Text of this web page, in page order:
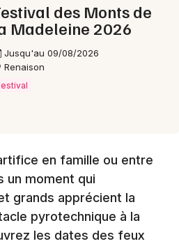
des Monts de
Madeleine 2026
Jusqu'au 09/08/2026
Renaison
en famille ou entre
un moment qui
grands apprécient la
pyrotechnique à la
les dates des feux